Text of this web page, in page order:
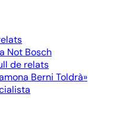
Not Bosch
de relats
Berni Toldrà»